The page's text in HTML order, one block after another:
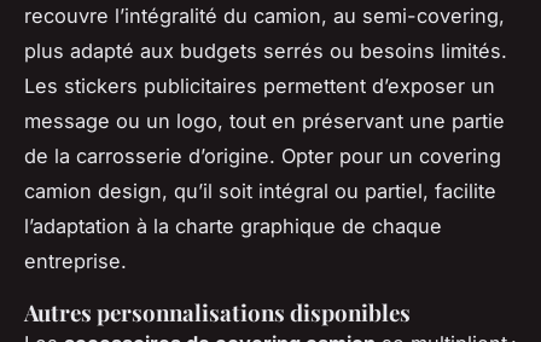
recouvre l’intégralité du camion, au semi-covering,
plus adapté aux budgets serrés ou besoins limités.
Les stickers publicitaires permettent d’exposer un
message ou un logo, tout en préservant une partie
de la carrosserie d’origine. Opter pour un covering
camion design, qu’il soit intégral ou partiel, facilite
l’adaptation à la charte graphique de chaque
entreprise.
Autres personnalisations disponibles